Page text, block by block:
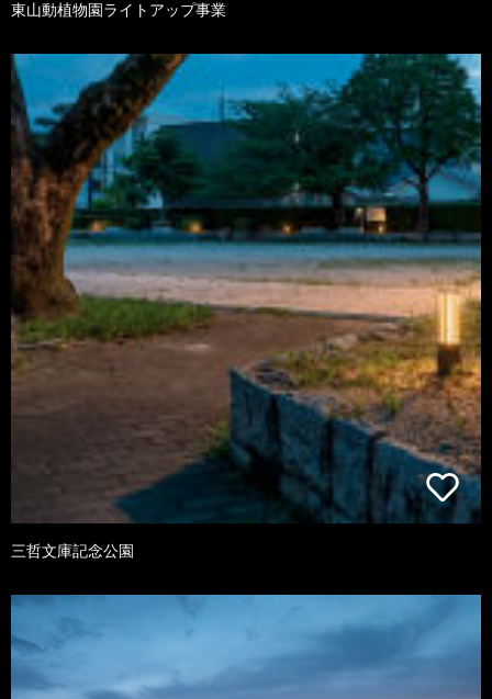
東山動植物園ライトアップ事業
三哲文庫記念公園